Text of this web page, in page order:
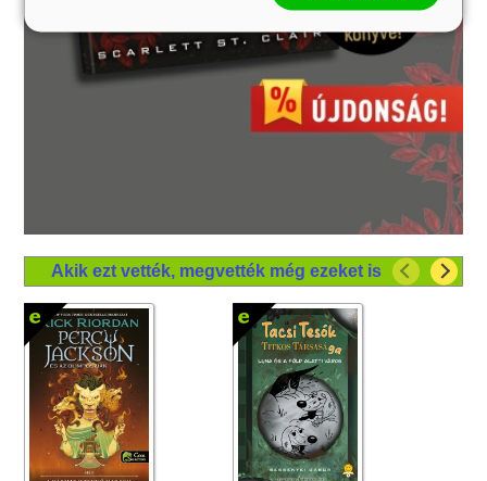
Akik ezt vették, megvették még ezeket is